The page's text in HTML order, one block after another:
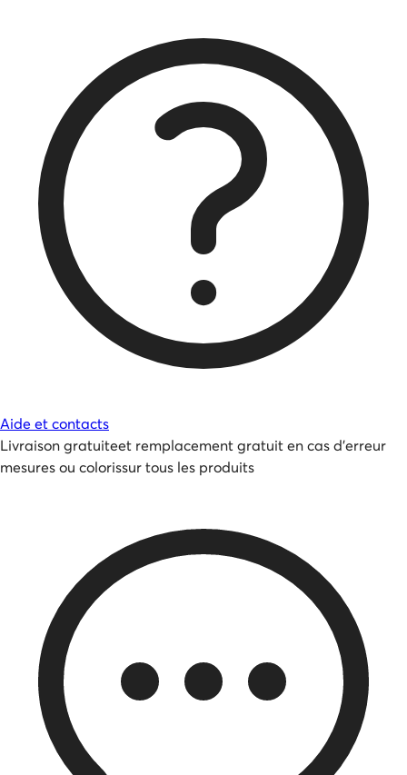
Aide et contacts
Livraison gratuiteet remplacement gratuit en cas d'erreur
mesures ou colorissur tous les produits